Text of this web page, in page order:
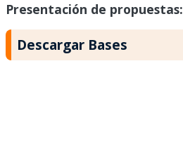
Presentación de propuestas:
Descargar Bases